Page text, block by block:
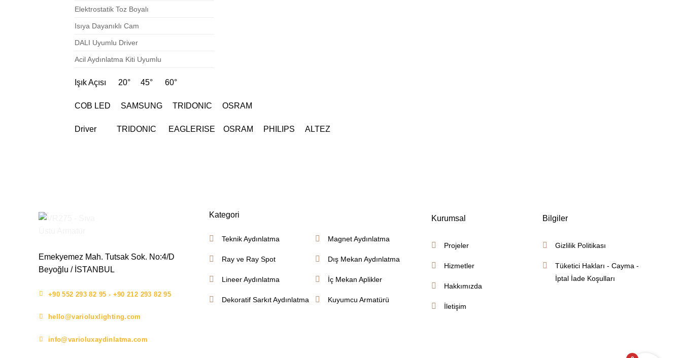
Elektrostatik Toz Boyalı
Isıya Dayanıklı Cam
DALI Uyumlu Driver
Acil Aydınlatma Kiti Uyumlu
Işık Açısı 20° 45° 60°
COB LED SAMSUNG TRIDONIC OSRAM
Driver TRIDONIC EAGLERISE OSRAM PHILIPS ALTEZ
Emekyemez Mah. Tutsak Sok. No:4/D
Beyoğlu / İSTANBUL
+90 552 293 82 95 - +90 212 293 82 95
hello@varioluxlighting.com
info@varioluxaydinlatma.com
Kategori
Teknik Aydınlatma
Ray ve Ray Spot
Lineer Aydınlatma
Dekoratif Sarkıt Aydınlatma
Magnet Aydınlatma
Dış Mekan Aydınlatma
İç Mekan Aplikler
Kuyumcu Armatürü
Kurumsal
Projeler
Hizmetler
Hakkımızda
İletişim
Bilgiler
Gizlilik Politikası
Tüketici Hakları - Cayma -
İptal İade Koşulları